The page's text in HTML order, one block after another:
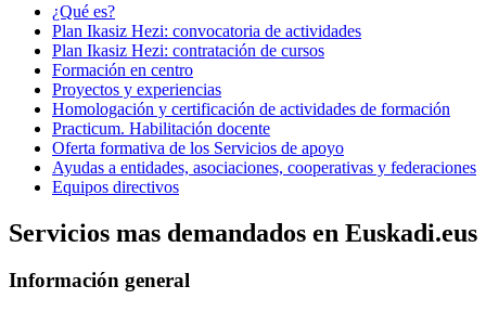
¿Qué es?
Plan Ikasiz Hezi: convocatoria de actividades
Plan Ikasiz Hezi: contratación de cursos
Formación en centro
Proyectos y experiencias
Homologación y certificación de actividades de formación
Practicum. Habilitación docente
Oferta formativa de los Servicios de apoyo
Ayudas a entidades, asociaciones, cooperativas y federaciones
Equipos directivos
Servicios mas demandados en Euskadi.eus
Información general